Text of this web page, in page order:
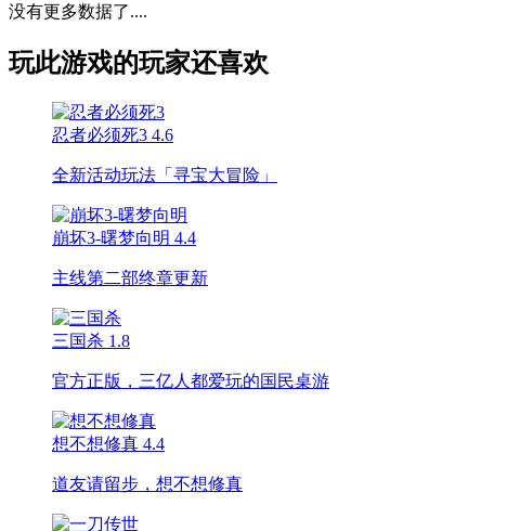
没有更多数据了....
玩此游戏的玩家还喜欢
忍者必须死3 4.6
全新活动玩法「寻宝大冒险」
崩坏3-曙梦向明 4.4
主线第二部终章更新
三国杀 1.8
官方正版，三亿人都爱玩的国民桌游
想不想修真 4.4
道友请留步，想不想修真